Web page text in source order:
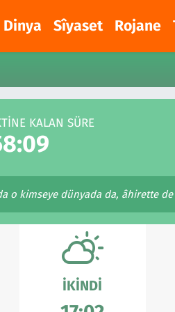
Dinya Sîyaset Rojane
KALAN SÜRE
o kimseye dünyada da, âhirette
İKINDI